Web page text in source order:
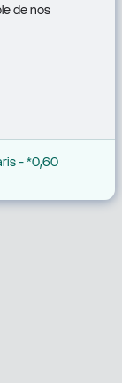
de nos
- *0,60